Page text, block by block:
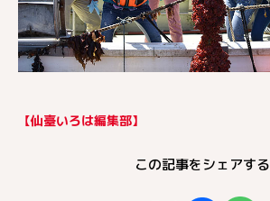
【仙臺いろは編集部】
この記事をシェアする